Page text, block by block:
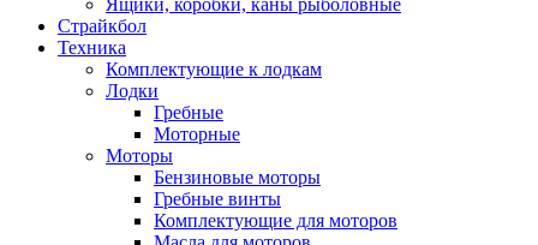
Ящики, коробки, каны рыболовные
Страйкбол
Техника
Комплектующие к лодкам
Лодки
Гребные
Моторные
Моторы
Бензиновые моторы
Гребные винты
Комплектующие для моторов